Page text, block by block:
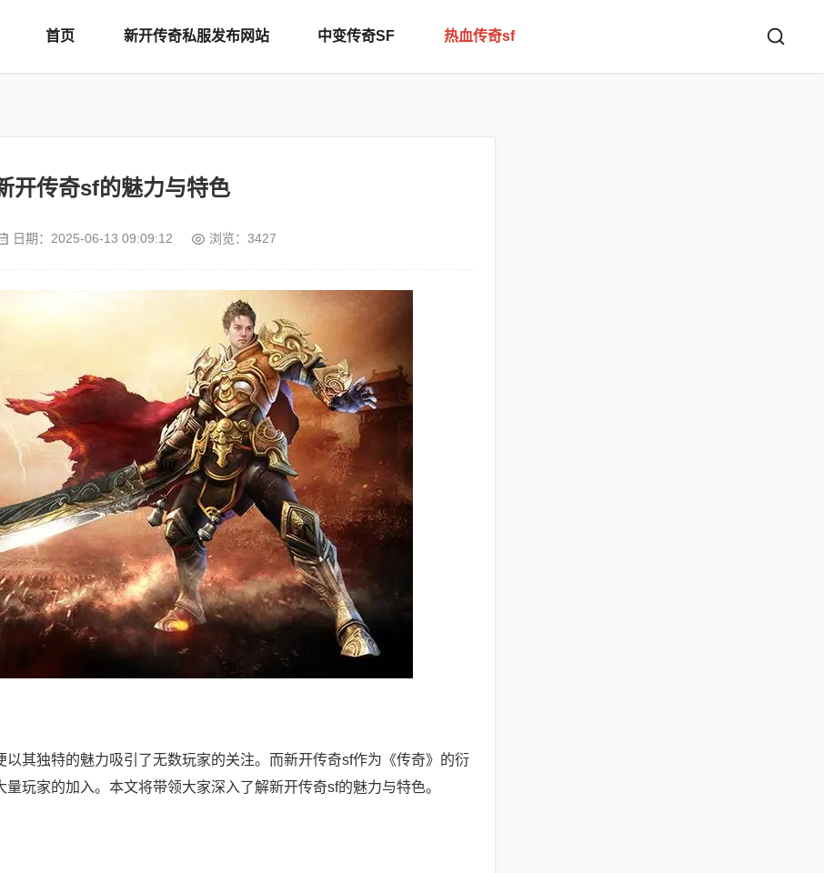
首页 新开传奇私服发布网站 中变传奇SF 热血传奇sf
开传奇sf的魅力与特色
日期： 2025-06-13 09:09:12 浏览：3427
以其独特的魅力吸引了无数玩家的关注。而新开传奇sf作为《传奇》的衍
玩家的加入。本文将带领大家深入了解新开传奇sf的魅力与特色。